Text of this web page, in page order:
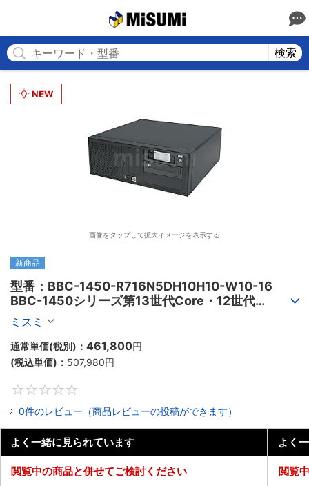
検索
画像をタップして拡大イメージを表示する
新商品
型番：BBC-1450-R716N5DH10H10-W10-16
BBC-1450シリーズ第13世代Core・12世代
Celeron対応小型フロアマウント4PCIe
ミスミ
通常単価(税別)： 461,800円
(税込単価)： 507,980円
0件のレビュー（商品レビューの投稿ができます）
よく一緒に見られています
閲覧中の商品と併せてご検討ください
よく
閲覧